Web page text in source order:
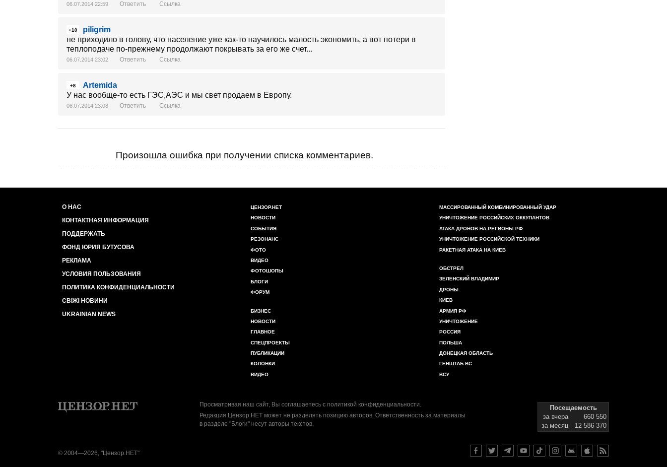
06.07.2014 22:59 Ответить Ссылка
+10
piligrim
не приходило в голову, что население уже как-то научилось малость экономить, а вот потери в
теплоподаче по-прежнему продолжают покрывать за его же счет...
06.07.2014 23:02 Ответить Ссылка
+8
Artemida
У нас вообще-то есть ГЭС,АЭС и мы свет продаем в Европу.
06.07.2014 23:08 Ответить Ссылка
Произошла ошибка при получении списка комментариев.
О НАС
КОНТАКТНАЯ ИНФОРМАЦИЯ
ПОДДЕРЖАТЬ
ФОНД ЮРИЯ БУТУСОВА
РЕКЛАМА
УСЛОВИЯ ПОЛЬЗОВАНИЯ
ПОЛИТИКА КОНФИДЕНЦИАЛЬНОСТИ
СВІЖІ НОВИНИ
UKRAINIAN NEWS
ЦЕНЗОР.НЕТ
НОВОСТИ
СОБЫТИЯ
РЕЗОНАНС
ФОТО
ВИДЕО
ФОТОШОПЫ
БЛОГИ
ФОРУМ
БИЗНЕС
НОВОСТИ
ГЛАВНОЕ
СПЕЦПРОЕКТЫ
ПУБЛИКАЦИИ
КОЛОНКИ
ВИДЕО
МАССИРОВАННЫЙ КОМБИНИРОВАННЫЙ УДАР
УНИЧТОЖЕНИЕ РОССИЙСКИХ ОККУПАНТОВ
АТАКА ДРОНОВ НА РЕГИОНЫ РФ
УНИЧТОЖЕНИЕ РОССИЙСКОЙ ТЕХНИКИ
РАКЕТНАЯ АТАКА НА КИЕВ
ОБСТРЕЛ
ЗЕЛЕНСКИЙ ВЛАДИМИР
ДРОНЫ
КИЕВ
АРМИЯ РФ
УНИЧТОЖЕНИЕ
РОССИЯ
ПОЛЬША
ДОНЕЦКАЯ ОБЛАСТЬ
ГЕНШТАБ ВС
ВСУ
Просматривая наш сайт, Вы соглашаетесь с политикой конфиденциальности.
Редакция Цензор.НЕТ может не разделять позицию авторов. Ответственность за материалы
в разделе "Блоги" несут авторы текстов.
Посещаемость
за вчера
660 550
за месяц
12 586 370
© 2004—2026, "Цензор.НЕТ"